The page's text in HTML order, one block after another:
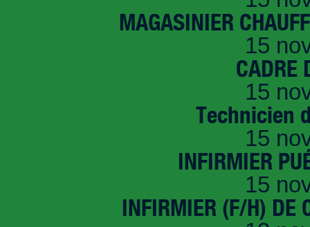
MAGASINIER
15
CADRE
15
Technicien
15
INFIRMIER
15
INFIRMIER (F/H) DE